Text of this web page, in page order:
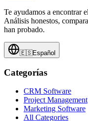
Te ayudamos a encontrar
Análisis honestos,
han probado.
🇪🇸Español
Categorías
CRM Software
Project Management
Marketing Software
All Categories